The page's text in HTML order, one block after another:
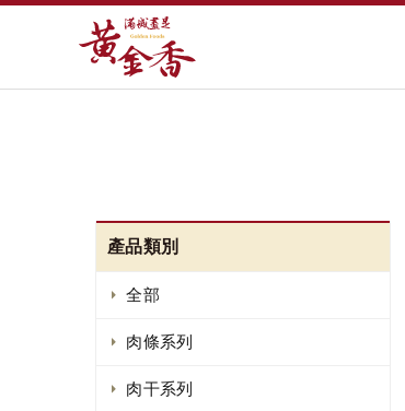
產品類別
全部
肉條系列
肉干系列